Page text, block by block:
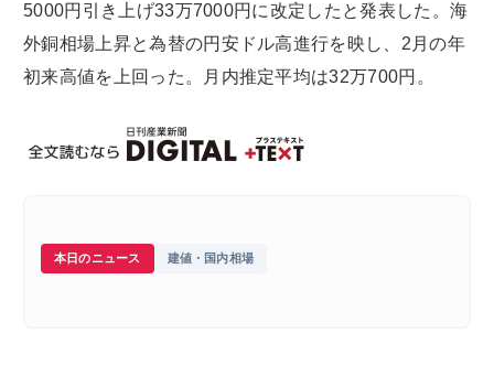
5000円引き上げ33万7000円に改定したと発表した。海
外銅相場上昇と為替の円安ドル高進行を映し、2月の年
初来高値を上回った。月内推定平均は32万700円。
本日のニュース 建値・国内相場